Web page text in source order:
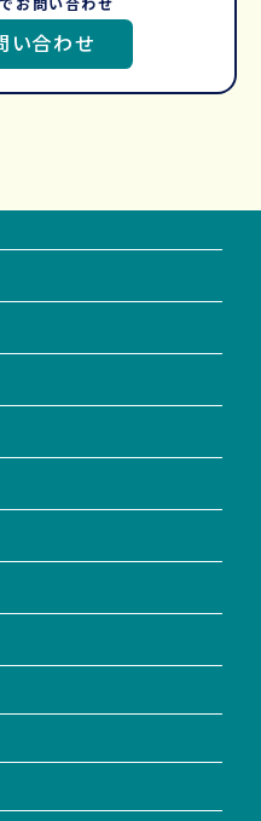
い合わせ